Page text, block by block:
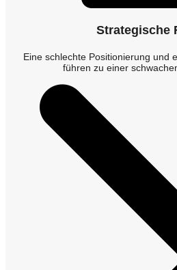
Strategische
Eine schlechte Positionierung und
führen zu einer